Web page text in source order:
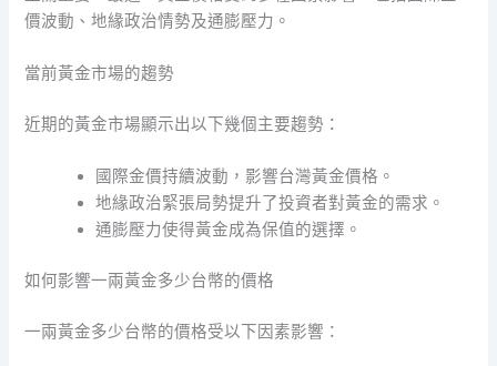
價波動、地緣政治情勢及通膨壓力。
當前黃金市場的趨勢
近期的黃金市場顯示出以下幾個主要趨勢：
國際金價持續波動，影響台灣黃金價格。
地緣政治緊張局勢提升了投資者對黃金的需求。
通膨壓力使得黃金成為保值的選擇。
如何影響一兩黃金多少台幣的價格
一兩黃金多少台幣的價格受以下因素影響：